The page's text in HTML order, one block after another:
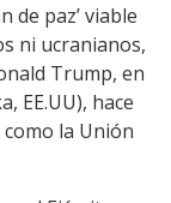
de paz’ viable
ni ucranianos,
Trump, en
EE.UU), hace
la Unión